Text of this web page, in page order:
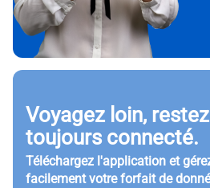
Voyagez loin, restez
toujours connecté.
Téléchargez l'application et
facilement votre forfait de